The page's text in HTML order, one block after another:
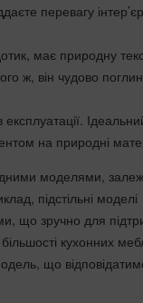
перевагу
має природну
ж, він чудово
на природні
моделями,
підстільні моделі
що зручно для
кухонних
що